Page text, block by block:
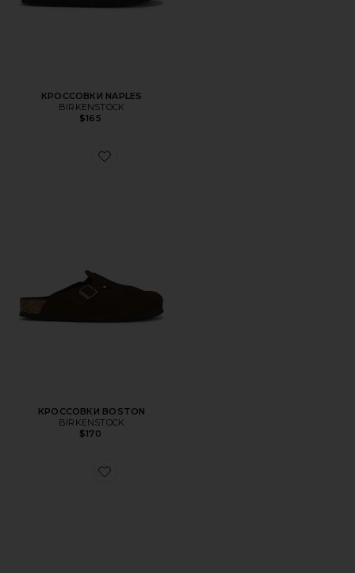
КРОССОВКИ NAPLES
BIRKENSTOCK
$165
Favorite КРОССОВКИ BOSTON
КРОССОВКИ BOSTON
BIRKENSTOCK
$170
Favorite ТУФЛИ ARIZONA